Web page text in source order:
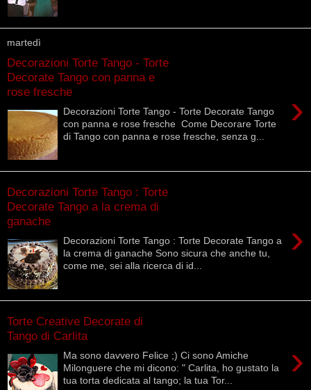
martedì
Decorazioni Torte Tango - Torte
Decorate Tango con panna e
rose fresche
›
Decorazioni Torte Tango - Torte Decorate Tango
con panna e rose fresche Come Decorare Torte
di Tango con panna e rose fresche, senza g...
Decorazioni Torte Tango : Torte
Decorate Tango a la crema di
ganache
›
Decorazioni Torte Tango : Torte Decorate Tango a
la crema di ganache Sono sicura che anche tu,
come me, sei alla ricerca di id...
Torte Creative Decorate di
Tango di Carlita
›
Ma sono davvero Felice ;) Ci sono Amiche
Milonguere che mi dicono: " Carlita, ho gustato la
tua torta dedicata al tango; la tua Tor...